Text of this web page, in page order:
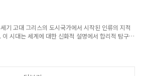
한 지속적인 영향력을 밝혀냅니다. 형태 세계의 기초
World of Forms)라는 개념은 우리가 감각을 통
초월적인 실재의 왜곡된 반영인 그림자에 불과하다
됩니다. 이러한 형이상학적 틀 안에서 플라톤은 시대
는 이상의 ..
기 고대 그리스의 도시국가에서 시작된 인류의 지적
시대는 세계에 대한 신화적 설명에서 합리적 탐구와
되는 시기였습니다. 이 글에서는 서양 철학이 탄생하